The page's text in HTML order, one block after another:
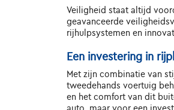
Veiligheid staat altijd
geavanceerde
rijhulpsystemen en
Een investering in
Met zijn combinatie van
tweedehands voertuig
en het comfort van dit